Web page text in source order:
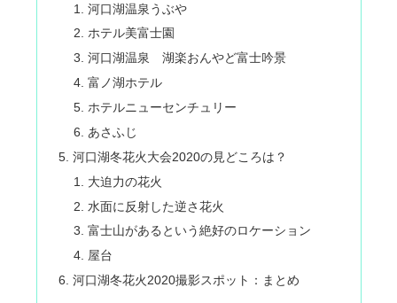
河口湖温泉うぶや
ホテル美富士園
河口湖温泉 湖楽おんやど富士吟景
富ノ湖ホテル
ホテルニューセンチュリー
あさふじ
河口湖冬花火大会2020の見どころは？
大迫力の花火
水面に反射した逆さ花火
富士山があるという絶好のロケーション
屋台
河口湖冬花火2020撮影スポット：まとめ